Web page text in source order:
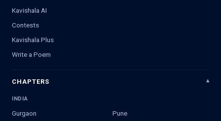
Kavishala AI
Contests
Kavishala Plus
Write a Poem
CHAPTERS
INDIA
Gurgaon
Pune